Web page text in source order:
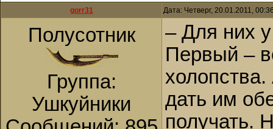
gorr31 Дата: Четверг, 20.01.2011,
Полусотник
Группа:
Ушкуйники
– Для них
Первый –
дать им
получать.